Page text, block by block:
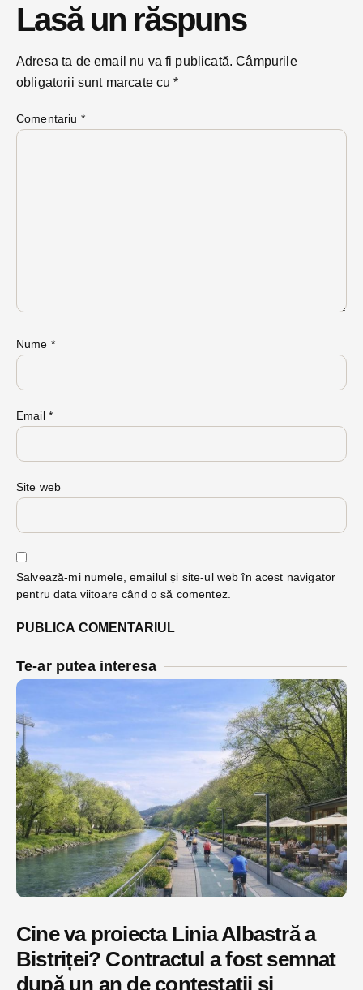
Lasă un răspuns
Adresa ta de email nu va fi publicată. Câmpurile
obligatorii sunt marcate cu*
Comentariu *
Nume *
Email *
Site web
Salvează-mi numele, emailul și site-ul web în acest navigator
pentru data viitoare când o să comentez.
Te-ar putea interesa
Cine va proiecta Linia Albastră a
Bistriței? Contractul a fost semnat
după un an de contestații și